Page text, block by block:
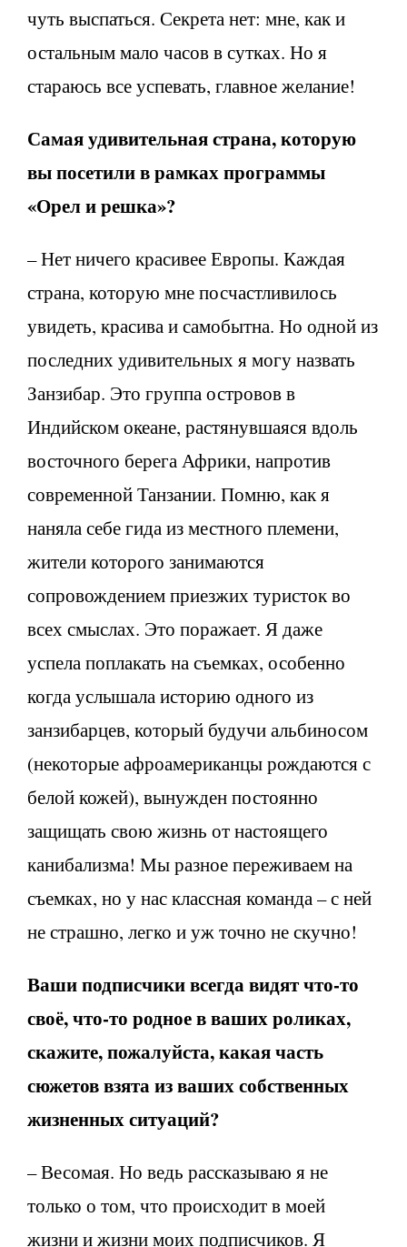
чуть выспаться. Секрета нет: мне, как и
остальным мало часов в сутках. Но я
стараюсь все успевать, главное желание!
Самая удивительная страна, которую
вы посетили в рамках программы
«Орел и решка»?
– Нет ничего красивее Европы. Каждая
страна, которую мне посчастливилось
увидеть, красива и самобытна. Но одной из
последних удивительных я могу назвать
Занзибар. Это группа островов в
Индийском океане, растянувшаяся вдоль
восточного берега Африки, напротив
современной Танзании. Помню, как я
наняла себе гида из местного племени,
жители которого занимаются
сопровождением приезжих туристок во
всех смыслах. Это поражает. Я даже
успела поплакать на съемках, особенно
когда услышала историю одного из
занзибарцев, который будучи альбиносом
(некоторые афроамериканцы рождаются с
белой кожей), вынужден постоянно
защищать свою жизнь от настоящего
канибализма! Мы разное переживаем на
съемках, но у нас классная команда – с ней
не страшно, легко и уж точно не скучно!
Ваши подписчики всегда видят что-то
своё, что-то родное в ваших роликах,
скажите, пожалуйста, какая часть
сюжетов взята из ваших собственных
жизненных ситуаций?
– Весомая. Но ведь рассказываю я не
только о том, что происходит в моей
жизни и жизни моих подписчиков. Я